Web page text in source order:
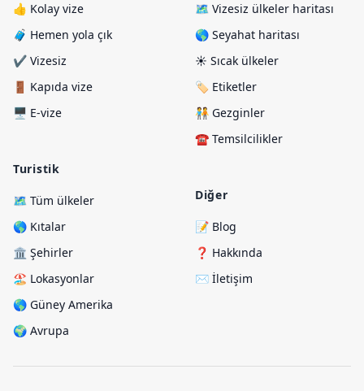
👍 Kolay vize
🧳 Hemen yola çık
✔️ Vizesiz
🚪 Kapıda vize
🖥️ E-vize
Turistik
🗺️ Tüm ülkeler
🌎 Kıtalar
🏛️ Şehirler
🏖️ Lokasyonlar
🌎 Güney Amerika
🌍 Avrupa
🗺️ Vizesiz ülkeler haritası
🌎 Seyahat haritası
☀️ Sıcak ülkeler
🏷️ Etiketler
🧑‍🤝‍🧑 Gezginler
☎️ Temsilcilikler
Diğer
📝 Blog
❓ Hakkında
✉️ İletişim